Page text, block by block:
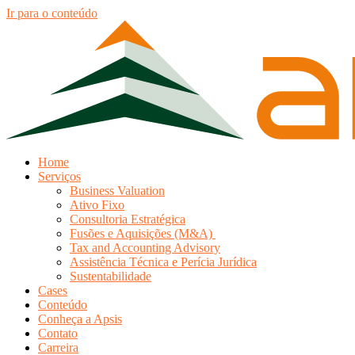
Ir para o conteúdo
Home
Serviços
Business Valuation
Ativo Fixo
Consultoria Estratégica
Fusões e Aquisições (M&A)
Tax and Accounting Advisory
Assistência Técnica e Perícia Jurídica
Sustentabilidade
Cases
Conteúdo
Conheça a Apsis
Contato
Carreira